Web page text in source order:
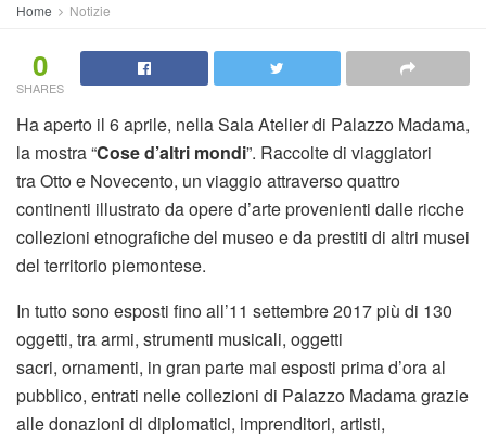
Home Notizie
0
SHARES
Ha aperto il 6 aprile, nella Sala Atelier di Palazzo Madama,
la mostra “Cose d’altri mondi”. Raccolte di viaggiatori
tra Otto e Novecento, un viaggio attraverso quattro
continenti illustrato da opere d’arte provenienti dalle ricche
collezioni etnografiche del museo e da prestiti di altri musei
del territorio piemontese.
In tutto sono esposti fino all’11 settembre 2017 più di 130
oggetti, tra armi, strumenti musicali, oggetti
sacri, ornamenti, in gran parte mai esposti prima d’ora al
pubblico, entrati nelle collezioni di Palazzo Madama grazie
alle donazioni di diplomatici, imprenditori, artisti,